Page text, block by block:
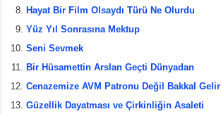
Hayat Bir Film Olsaydı Türü Ne Olurdu
Yüz Yıl Sonrasına Mektup
Seni Sevmek
Bir Hüsamettin Arslan Geçti Dünyadan
Cenazemize AVM Patronu Değil Bakkal Gelir
Güzellik Dayatması ve Çirkinliğin Asaleti